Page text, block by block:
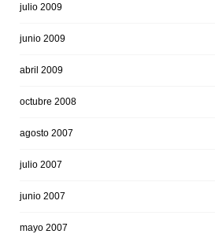
julio 2009
junio 2009
abril 2009
octubre 2008
agosto 2007
julio 2007
junio 2007
mayo 2007